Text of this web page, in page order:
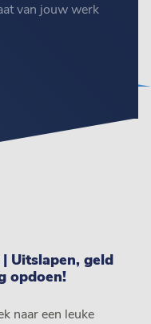
van jouw werk
Uitslapen, geld
opdoen!
naar een leuke